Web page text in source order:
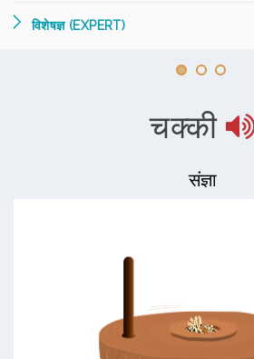
विशेषज्ञ (EXPERT)
चक्की
संज्ञा